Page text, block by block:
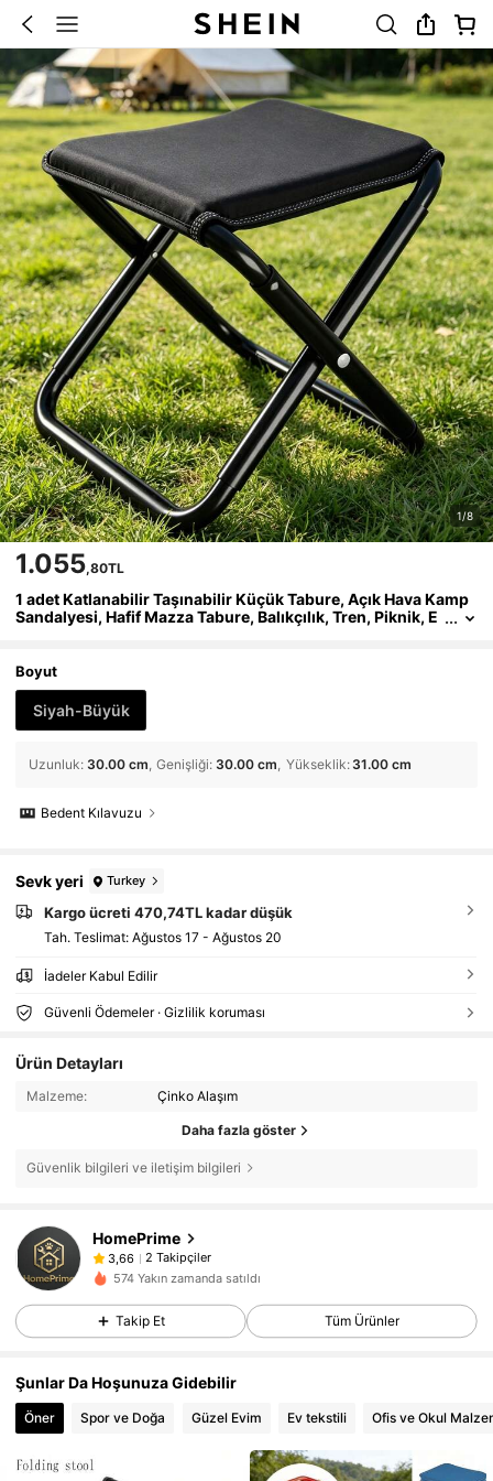
1/8
1.055,80TL
1 adet Katlanabilir Taşınabilir Küçük Tabure, Açık Hava Kamp
Sandalyesi, Hafif Mazza Tabure, Balıkçılık, Tren, Piknik, E
Boyut
Siyah-Büyük
Uzunluk: 30.00 cm Genişliği: 30.00 cm Yükseklik: 31.00 cm
Bedent Kılavuzu
Sevk yeri Turkey
Kargo ücreti 470,74TL kadar düşük
Tah. Teslimat: Ağustos 17 - Ağustos 20
İadeler Kabul Edilir
Güvenli Ödemeler · Gizlilik koruması
Ürün Detayları
Malzeme: Çinko Alaşım
Daha fazla göster
Güvenlik bilgileri ve iletişim bilgileri
HomePrime
3,66
2 Takipçiler
574 Yakın zamanda satıldı
Takip Et Tüm Ürünler
Şunlar Da Hoşunuza Gidebilir
Öner Spor ve Doğa Güzel Evim Ev tekstili Ofis ve Okul